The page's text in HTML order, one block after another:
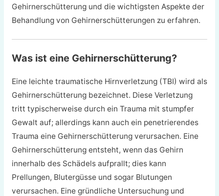
Gehirnerschütterung und die wichtigsten Aspekte der
Behandlung von Gehirnerschütterungen zu erfahren.
Was ist eine Gehirnerschütterung?
Eine leichte traumatische Hirnverletzung (TBI) wird als
Gehirnerschütterung bezeichnet. Diese Verletzung
tritt typischerweise durch ein Trauma mit stumpfer
Gewalt auf; allerdings kann auch ein penetrierendes
Trauma eine Gehirnerschütterung verursachen. Eine
Gehirnerschütterung entsteht, wenn das Gehirn
innerhalb des Schädels aufprallt; dies kann
Prellungen, Blutergüsse und sogar Blutungen
verursachen. Eine gründliche Untersuchung und